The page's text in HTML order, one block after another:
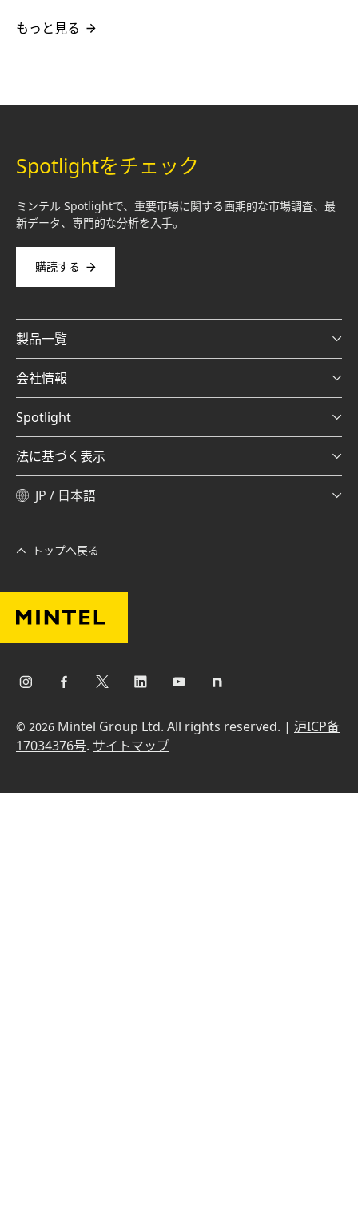
もっと見る
Spotlightをチェック
ミンテル Spotlightで、重要市場に関する画期的な市場調査、最
新データ、専門的な分析を入手。
購読する
製品一覧
会社情報
Spotlight
法に基づく表示
JP / 日本語
トップへ戻る
© 2026 Mintel Group Ltd. All rights reserved. | 沪ICP备
17034376号. サイトマップ